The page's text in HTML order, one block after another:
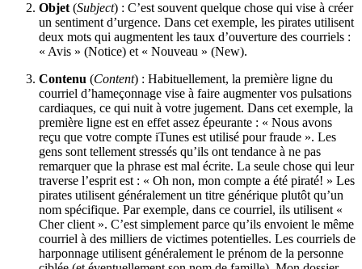
Objet(Subject) : C’est souvent quelque chose qui vise à créer
un sentiment d’urgence. Dans cet exemple, les pirates utilisent
deux mots qui augmentent les taux d’ouverture des courriels :
« Avis » (Notice) et « Nouveau » (New).
Contenu (Content) : Habituellement, la première ligne du
courriel d’hameçonnage vise à faire augmenter vos pulsations
cardiaques, ce qui nuit à votre jugement. Dans cet exemple, la
première ligne est en effet assez épeurante : « Nous avons
reçu que votre compte iTunes est utilisé pour fraude ». Les
gens sont tellement stressés qu’ils ont tendance à ne pas
remarquer que la phrase est mal écrite. La seule chose qui leur
traverse l’esprit est : « Oh non, mon compte a été piraté! » Les
pirates utilisent généralement un titre générique plutôt qu’un
nom spécifique. Par exemple, dans ce courriel, ils utilisent «
Cher client ». C’est simplement parce qu’ils envoient le même
courriel à des milliers de victimes potentielles. Les courriels de
harponnage utilisent généralement le prénom de la personne